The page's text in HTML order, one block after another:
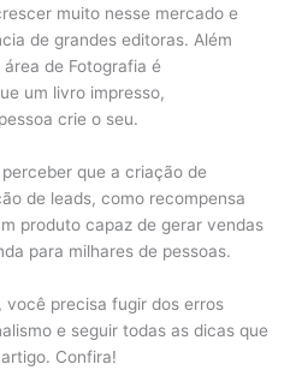
muito nesse mercado e
de grandes editoras. Além
de Fotografia é
um livro impresso,
crie o seu.
que a criação de
de leads, como recompensa
produto capaz de gerar vendas
para milhares de pessoas.
você precisa fugir dos erros
e seguir todas as dicas que
Confira!